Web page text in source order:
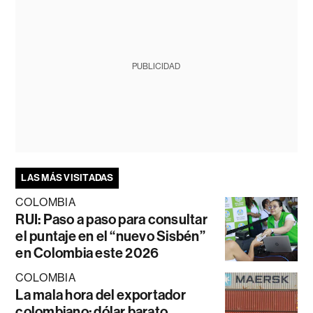
PUBLICIDAD
LAS MÁS VISITADAS
COLOMBIA
RUI: Paso a paso para consultar
el puntaje en el “nuevo Sisbén”
en Colombia este 2026
COLOMBIA
La mala hora del exportador